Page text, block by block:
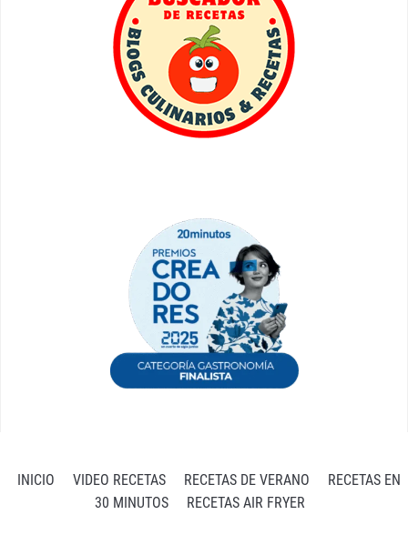
INICIO VIDEO RECETAS RECETAS DE VERANO
RECETAS EN
30 MINUTOS
RECETAS AIR FRYER